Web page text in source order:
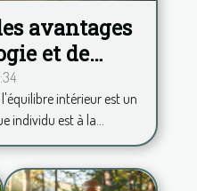
avantages
et de
le bien-être
intérieur est un
individu est à la...